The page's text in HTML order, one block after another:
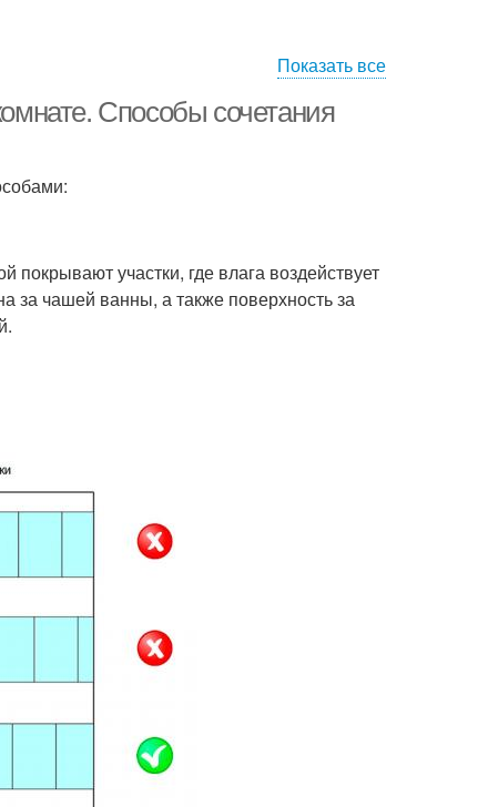
Показать все
Способы сочетания
покрывают участки, где влага воздействует
за чашей ванны, а также поверхность за